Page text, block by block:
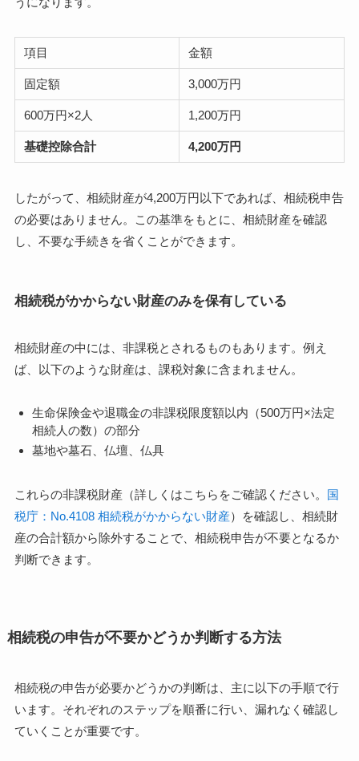
項目 金額
固定額 3,000万円
600万円×2人 1,200万円
基礎控除合計 4,200万円
したがって、相続財産が4,200万円以下であれば、相続税申告
の必要はありません。この基準をもとに、相続財産を確認
し、不要な手続きを省くことができます。
相続税がかからない財産のみを保有している
相続財産の中には、非課税とされるものもあります。例え
ば、以下のような財産は、課税対象に含まれません。
生命保険金や退職金の非課税限度額以内（500万円×法定
相続人の数）の部分
墓地や墓石、仏壇、仏具
これらの非課税財産（詳しくはこちらをご確認ください。 国
税庁：No.4108 相続税がかからない財産）を確認し、相続財
産の合計額から除外することで、相続税申告が不要となるか
判断できます。
相続税の申告が不要かどうか判断する方法
相続税の申告が必要かどうかの判断は、主に以下の手順で行
います。それぞれのステップを順番に行い、漏れなく確認し
ていくことが重要です。